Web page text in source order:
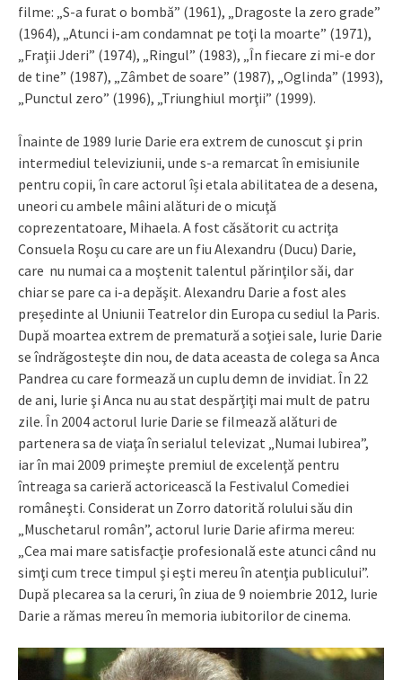
filme: „S-a furat o bombă” (1961), „Dragoste la zero grade”
(1964), „Atunci i-am condamnat pe toţi la moarte” (1971),
„Fraţii Jderi” (1974), „Ringul” (1983), „În fiecare zi mi-e dor
de tine” (1987), „Zâmbet de soare” (1987), „Oglinda” (1993),
„Punctul zero” (1996), „Triunghiul morţii” (1999).
Înainte de 1989 Iurie Darie era extrem de cunoscut şi prin
intermediul televiziunii, unde s-a remarcat în emisiunile
pentru copii, în care actorul își etala abilitatea de a desena,
uneori cu ambele mâini alături de o micuţă
coprezentatoare, Mihaela. A fost căsătorit cu actriţa
Consuela Roşu cu care are un fiu Alexandru (Ducu) Darie,
care nu numai ca a moştenit talentul părinţilor săi, dar
chiar se pare ca i-a depăşit. Alexandru Darie a fost ales
președinte al Uniunii Teatrelor din Europa cu sediul la Paris.
După moartea extrem de prematură a soţiei sale, Iurie Darie
se îndrăgosteşte din nou, de data aceasta de colega sa Anca
Pandrea cu care formează un cuplu demn de invidiat. În 22
de ani, Iurie şi Anca nu au stat despărţiţi mai mult de patru
zile. În 2004 actorul Iurie Darie se filmează alături de
partenera sa de viaţa în serialul televizat „Numai Iubirea”,
iar în mai 2009 primeşte premiul de excelenţă pentru
întreaga sa carieră actoricească la Festivalul Comediei
româneşti. Considerat un Zorro datorită rolului său din
„Muschetarul român”, actorul Iurie Darie afirma mereu:
„Cea mai mare satisfacţie profesională este atunci când nu
simţi cum trece timpul şi eşti mereu în atenţia publicului”.
După plecarea sa la ceruri, în ziua de 9 noiembrie 2012, Iurie
Darie a rămas mereu în memoria iubitorilor de cinema.